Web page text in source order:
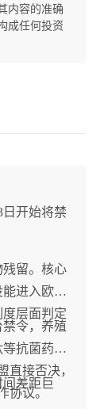
内容的准确
成任何投资
开始将禁
留。核心
进入欧盟
层面判定
令，养殖
抗菌药。
直接否决，
协议。
差距巨